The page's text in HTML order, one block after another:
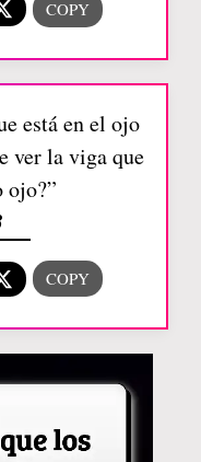
está en el ojo
ver la viga que
ojo?”